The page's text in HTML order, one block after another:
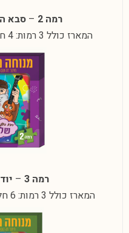
רמה 2 – סבא
המארז כולל 3 רמות: 4 חלקים, 6 חלקים ו-9 חלקים.
רמה 3 –
המארז כולל 3 רמות: 6 חלקים, 9 חלקים ו-12 חלקים.